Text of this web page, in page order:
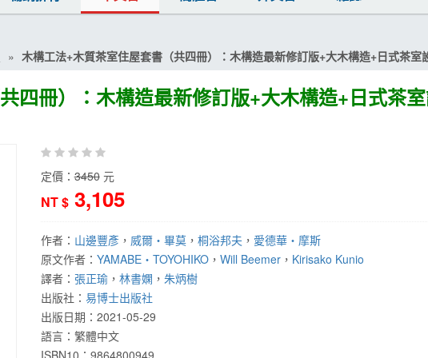
木構工法+木質茶室住屋套書（共四冊）：木構造最新修訂版+大木構造+日式茶
四冊）：木構造最新修訂版+大木構造+日式茶
定價：3450元
NT $3,105
作者： 山邊豐彥 ， 威爾‧畢莫， 桐浴邦夫 ， 愛德華‧摩斯
原文作者： YAMABE‧TOYOHIKO， Will Beemer， Kirisako Kunio
譯者： 張正瑜， 林書嫻 ， 朱炳樹
出版社： 易博士出版社
出版日期： 2021-05-29
語言： 繁體中文
ISBN10：9864800949